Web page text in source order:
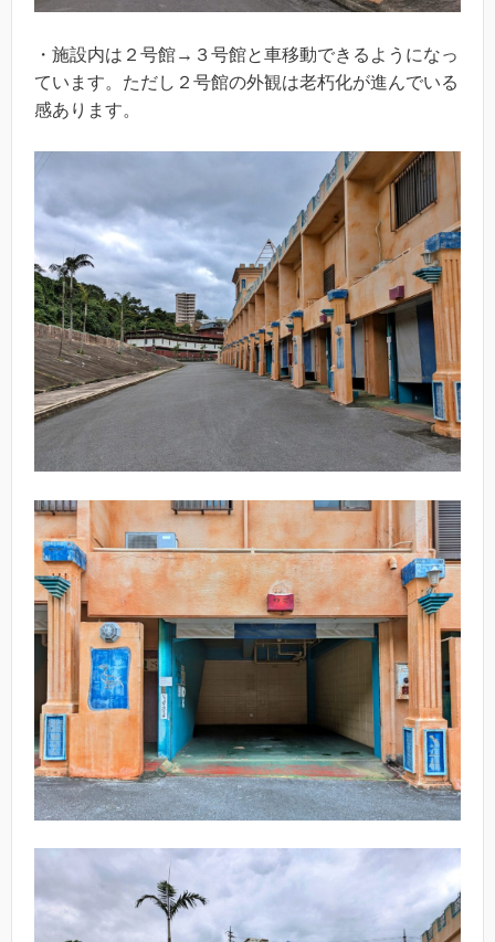
・施設内は２号館→３号館と車移動できるようになっ
ています。ただし２号館の外観は老朽化が進んでいる
感あります。